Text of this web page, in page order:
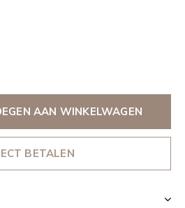
AAN WINKELWAGEN
BETALEN